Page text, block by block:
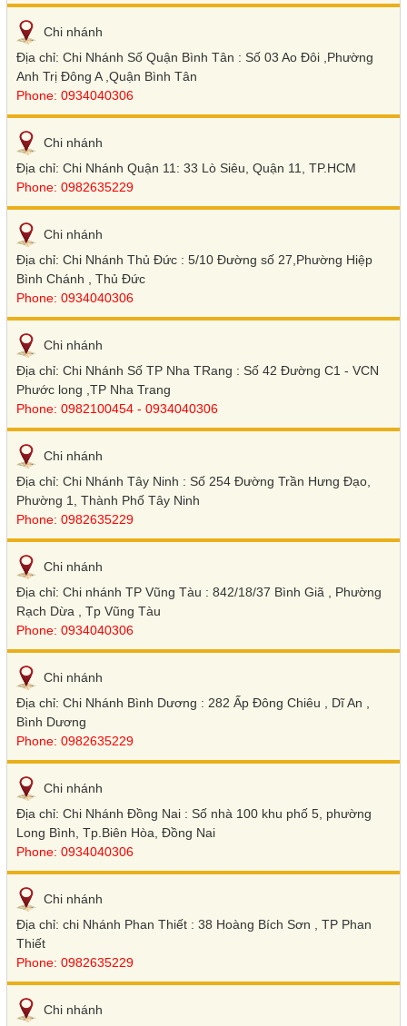
Chi nhánh
Địa chỉ: Chi Nhánh Số Quận Bình Tân : Số 03 Ao Đôi ,Phường
Anh Trị Đông A ,Quận Bình Tân
Phone: 0934040306
Chi nhánh
Địa chỉ: Chi Nhánh Quận 11: 33 Lò Siêu, Quận 11, TP.HCM
Phone: 0982635229
Chi nhánh
Địa chỉ: Chi Nhánh Thủ Đức : 5/10 Đường số 27,Phường Hiệp
Bình Chánh , Thủ Đức
Phone: 0934040306
Chi nhánh
Địa chỉ: Chi Nhánh Số TP Nha TRang : Số 42 Đường C1 - VCN
Phước long ,TP Nha Trang
Phone: 0982100454 - 0934040306
Chi nhánh
Địa chỉ: Chi Nhánh Tây Ninh : Số 254 Đường Trần Hưng Đạo,
Phường 1, Thành Phố Tây Ninh
Phone: 0982635229
Chi nhánh
Địa chỉ: Chi nhánh TP Vũng Tàu : 842/18/37 Bình Giã , Phường
Rạch Dừa , Tp Vũng Tàu
Phone: 0934040306
Chi nhánh
Địa chỉ: Chi Nhánh Bình Dương : 282 Ấp Đông Chiêu , Dĩ An ,
Bình Dương
Phone: 0982635229
Chi nhánh
Địa chỉ: Chi Nhánh Đồng Nai : Số nhà 100 khu phố 5, phường
Long Bình, Tp.Biên Hòa, Đồng Nai
Phone: 0934040306
Chi nhánh
Địa chỉ: chi Nhánh Phan Thiết : 38 Hoàng Bích Sơn , TP Phan
Thiết
Phone: 0982635229
Chi nhánh